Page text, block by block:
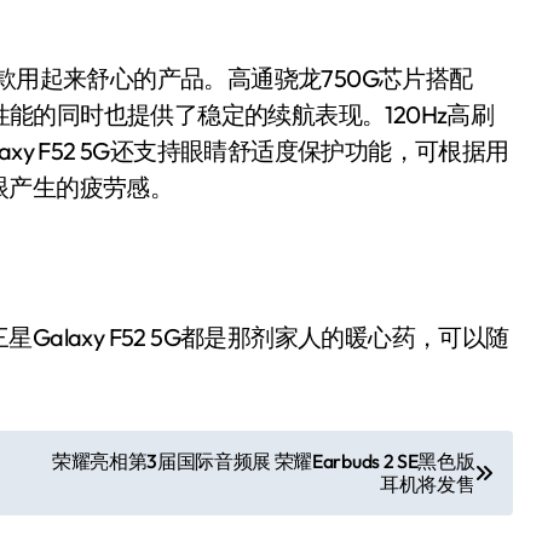
起来舒心的产品。高通骁龙750G芯片搭配
的同时也提供了稳定的续航表现。120Hz高刷
F52 5G还支持眼睛舒适度保护功能，可根据用
生的疲劳感。
F52 5G都是那剂家人的暖心药，可以随
荣耀亮相第3届国际音频展 荣耀Earbuds 2 SE黑色版
耳机将发售